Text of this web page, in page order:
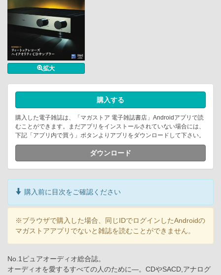
拡大
購入する
購入した電子雑誌は、「マガストア 電子雑誌書店」Androidアプリで読
むことができます。まだアプリをインストールされていない場合には、
下記「アプリ内で買う」ボタンよりアプリをダウンロードして下さい。
ダウンロード
購入前に目次をご確認ください
※ブラウザで購入した場合、同じIDでログインしたAndroidの
マガストアアプリでないと雑誌を読むことができません。
No.1ピュアオーディオ総合誌。
オーディオを愛するすべての人のために―。CDやSACD,アナログ